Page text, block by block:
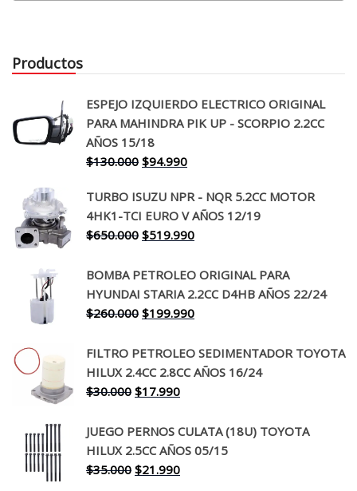
Productos
ESPEJO IZQUIERDO ELECTRICO ORIGINAL
PARA MAHINDRA PIK UP - SCORPIO 2.2CC
AÑOS 15/18
$130.000 El
original
era:
$130.000.
$94.990El
actual
es:
$94.990.
TURBO ISUZU NPR - NQR 5.2CC MOTOR
4HK1-TCI EURO V AÑOS 12/19
$650.000 El
original
era:
$650.000.
$519.990El
actual
es:
$519.990.
BOMBA PETROLEO ORIGINAL PARA
HYUNDAI STARIA 2.2CC D4HB AÑOS 22/24
$260.000 El
original
era:
$260.000.
$199.990El
actual
es:
FILTRO PETROLEO SEDIMENTADOR TOYOTA
HILUX 2.4CC 2.8CC AÑOS 16/24
$30.000 El
original
era:
$30.000.
$17.990El
actual
es:
$17.990.
JUEGO PERNOS CULATA (18U) TOYOTA
HILUX 2.5CC AÑOS 05/15
$35.000 El
$21.990El